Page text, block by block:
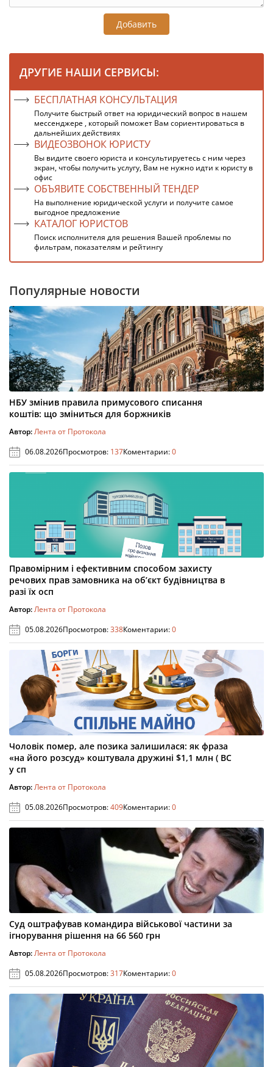
Добавить
ДРУГИЕ НАШИ СЕРВИСЫ:
БЕСПЛАТНАЯ КОНСУЛЬТАЦИЯ
Получите быстрый ответ на юридический вопрос в нашем
мессенджере , который поможет Вам сориентироваться в
дальнейших действиях
ВИДЕОЗВОНОК ЮРИСТУ
Вы видите своего юриста и консультируетесь с ним через
экран, чтобы получить услугу, Вам не нужно идти к юристу в
офис
ОБЪЯВИТЕ СОБСТВЕННЫЙ ТЕНДЕР
На выполнение юридической услуги и получите самое
выгодное предложение
КАТАЛОГ ЮРИСТОВ
Поиск исполнителя для решения Вашей проблемы по
фильтрам, показателям и рейтингу
Популярные новости
НБУ змінив правила примусового списання
коштів: що зміниться для боржників
Автор:Лента от Протокола
06.08.2026Просмотров: 137Коментарии:0
Правомірним і ефективним способом захисту
речових прав замовника на об’єкт будівництва в
разі їх осп
Автор:Лента от Протокола
05.08.2026Просмотров:338Коментарии:0
Чоловік помер, але позика залишилася: як фраза
«на його розсуд» коштувала дружині $1,1 млн ( ВС
у сп
Автор:Лента от Протокола
05.08.2026Просмотров:409Коментарии:0
Суд оштрафував командира військової частини за
ігнорування рішення на 66 560 грн
Автор:Лента от Протокола
05.08.2026Просмотров:317Коментарии:0